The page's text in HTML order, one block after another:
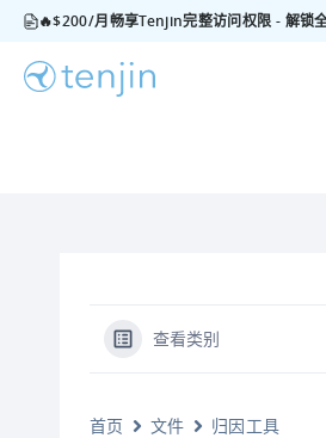
查看类别
首页 文件 归因工具